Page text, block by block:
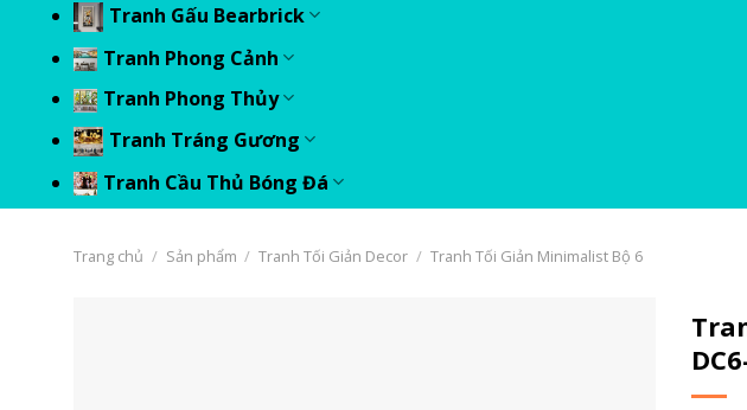
Tranh Gấu Bearbrick
Tranh Phong Cảnh
Tranh Phong Thủy
Tranh Tráng Gương
Tranh Cầu Thủ Bóng Đá
Trang chủ / Sản phẩm / Tranh Tối Giản Decor / Tranh Tối Giản Minimalist Bộ 6